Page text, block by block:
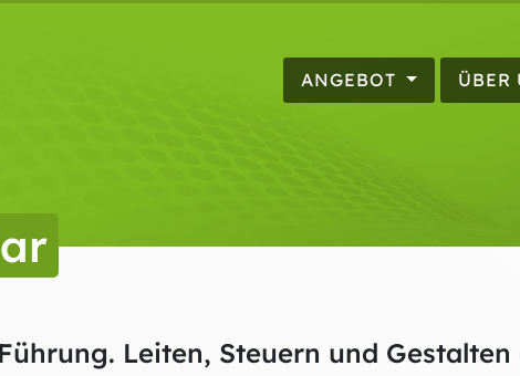
ANGEBOT ÜBER
Leiten, Steuern und